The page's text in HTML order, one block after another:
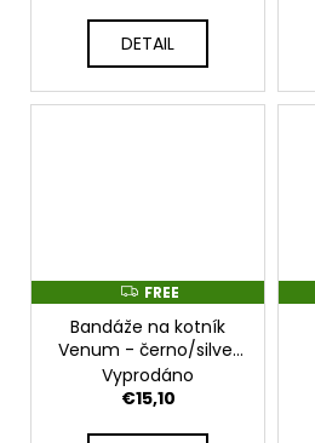
DETAIL
F
R
E
E
FREE
Bandáže na kotník
Venum - černo/silver
- VENUM-0173-128
Vyprodáno
€15,10